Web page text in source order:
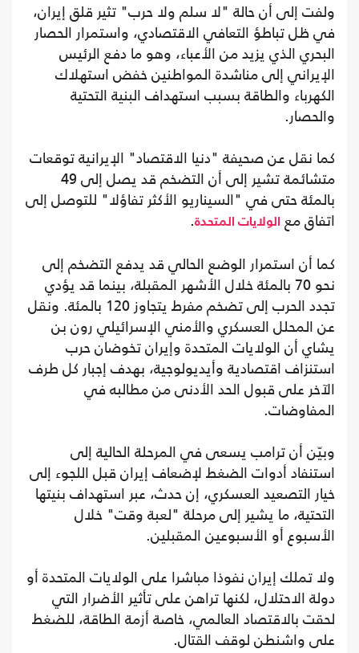
ولفت إلى أن حالة "لا سلم ولا حرب" تثير قلق إيران،
في ظل تباطؤ التعافي الاقتصادي، واستمرار الحصار
البحري الذي يزيد من الأعباء، وهو ما دفع الرئيس
الإيراني إلى مناشدة المواطنين خفض استهلاك
الكهرباء والطاقة بسبب استهداف البنية التحتية
والحصار.
كما نقل عن صحيفة "دنيا الاقتصاد" الإيرانية توقعات
متشائمة تشير إلى أن التضخم قد يصل إلى 49
بالمئة حتى في "السيناريو الأكثر تفاؤلا" للتوصل إلى
اتفاق مع الولايات المتحدة.
كما أن استمرار الوضع الحالي قد يدفع التضخم إلى
نحو 70 بالمئة خلال الأشهر المقبلة، بينما قد يؤدي
تجدد الحرب إلى تضخم مفرط يتجاوز 120 بالمئة. ونقل
عن المحلل العسكري والأمني الإسرائيلي رون بن
يشاي أن الولايات المتحدة وإيران تخوضان حرب
استنزاف اقتصادية وأيديولوجية، بهدف إجبار كل طرف
الآخر على قبول الحد الأدنى من مطالبه في
المفاوضات.
وبيّن أن ترامب يسعى في المرحلة الحالية إلى
استنفاد أدوات الضغط لإضعاف إيران قبل اللجوء إلى
خيار التصعيد العسكري، إن حدث، عبر استهداف بنيتها
التحتية، ما يشير إلى مرحلة "لعبة وقت" خلال
الأسبوع أو الأسبوعين المقبلين.
ولا تملك إيران نفوذا مباشرا على الولايات المتحدة أو
دولة الاحتلال، لكنها تراهن على تأثير الأضرار التي
لحقت بالاقتصاد العالمي، خاصة أزمة الطاقة، للضغط
على واشنطن لوقف القتال.